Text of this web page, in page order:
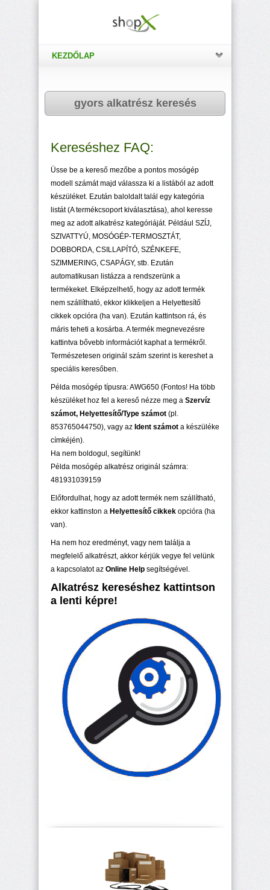
KEZDŐLAP
gyors alkatrész keresés
Kereséshez FAQ:
Üsse be a kereső mezőbe a pontos mosógép
modell számát majd válassza ki a listából az adott
készüléket. Ezután baloldalt talál egy kategória
listát (A termékcsoport kiválasztása), ahol keresse
meg az adott alkatrész kategóriáját. Például SZÍJ,
SZIVATTYÚ, MOSÓGÉP-TERMOSZTÁT,
DOBBORDA, CSILLAPÍTÓ, SZÉNKEFE,
SZIMMERING, CSAPÁGY, stb. Ezután
automatikusan listázza a rendszerünk a
termékeket. Elképzelhető, hogy az adott termék
nem szállítható, ekkor klikkeljen a Helyettesítő
cikkek opcióra (ha van). Ezután kattintson rá, és
máris teheti a kosárba. A termék megnevezésre
kattintva bővebb információt kaphat a termékről.
Természetesen originál szám szerint is kereshet a
speciális keresőben.
Példa mosógép típusra: AWG650 (Fontos! Ha több
készüléket hoz fel a kereső nézze meg a Szervíz
számot, Helyettesítő/Type számot (pl.
853765044750), vagy az Ident számot a készüléke
címkéjén).
Ha nem boldogul, segítünk!
Példa mosógép alkatrész originál számra:
481931039159
Előfordulhat, hogy az adott termék nem szállítható,
ekkor kattinston a Helyettesítő cikkek opcióra (ha
van).
Ha nem hoz eredményt, vagy nem találja a
megfelelő alkatrészt, akkor kérjük vegye fel velünk
a kapcsolatot az Online Help segítségével.
Alkatrész kereséshez kattintson
a lenti képre!